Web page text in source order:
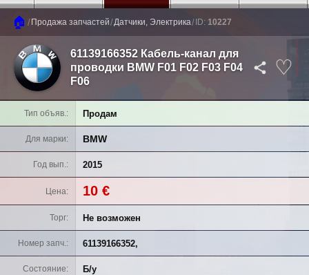
🏠 / Продажа запчастей/Датчики, Электрика/ ID: 10227
61139166352 Кабель-канал для
проводки BMW F01 F02 F03 F04
F06
Тип объяв. Продам
Для марки BMW
Год вып. 2015
Цена 10 €
Торг Не возможен
Номер запч. 61139166352,
Состояние Б/у